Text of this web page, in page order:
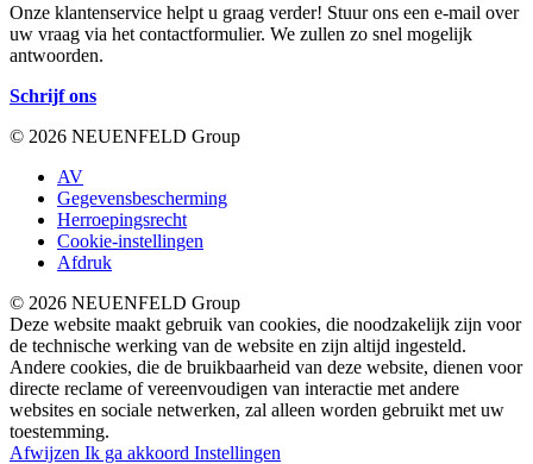
Onze klantenservice helpt u graag verder! Stuur ons een e-mail over
uw vraag via het contactformulier. We zullen zo snel mogelijk
antwoorden.
Schrijf ons
© 2026 NEUENFELD Group
AV
Gegevensbescherming
Herroepingsrecht
Cookie-instellingen
Afdruk
© 2026 NEUENFELD Group
Deze website maakt gebruik van cookies, die noodzakelijk zijn voor
de technische werking van de website en zijn altijd ingesteld.
Andere cookies, die de bruikbaarheid van deze website, dienen voor
directe reclame of vereenvoudigen van interactie met andere
websites en sociale netwerken, zal alleen worden gebruikt met uw
toestemming.
Afwijzen Ik ga akkoord Instellingen